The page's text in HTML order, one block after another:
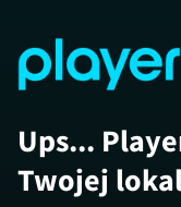
Ups...
Twojej